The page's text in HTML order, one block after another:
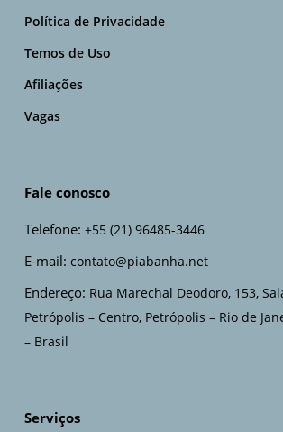
Política de Privacidade
Temos de Uso
Afiliações
Vagas
Fale conosco
Telefone: +55 (21) 96485-3446
E-mail: contato@piabanha.net
Endereço: Rua Marechal Deodoro, 153,
Petrópolis – Centro, Petrópolis – Rio de
– Brasil
Serviços